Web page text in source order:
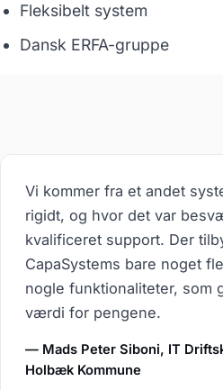
Fleksibelt system
Dansk ERFA-gruppe
Vi kommer fra et andet
rigidt, og hvor det var
kvalificeret support. Der
CapaSystems bare noget
nogle funktionaliteter, som
værdi for pengene.
— Mads Peter Siboni, IT
Holbæk Kommune